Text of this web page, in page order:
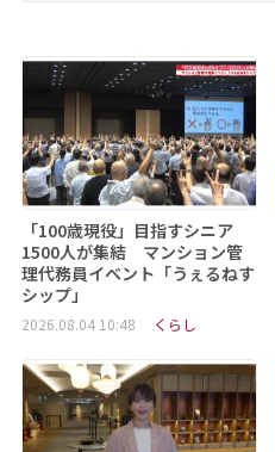
「100歳現役」目指すシニア
1500人が集結 マンション管
理代務員イベント「うぇるねす
シップ」
2026.08.04 10:48 くらし